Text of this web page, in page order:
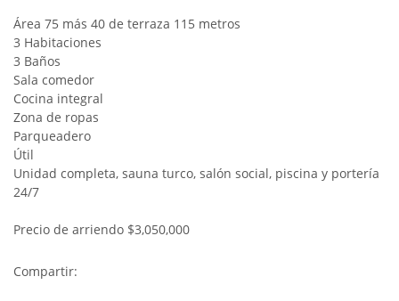
Área 75 más 40 de terraza 115 metros
3 Habitaciones
3 Baños
Sala comedor
Cocina integral
Zona de ropas
Parqueadero
Útil
Unidad completa, sauna turco, salón social, piscina y portería
24/7
Precio de arriendo $3,050,000
Compartir: